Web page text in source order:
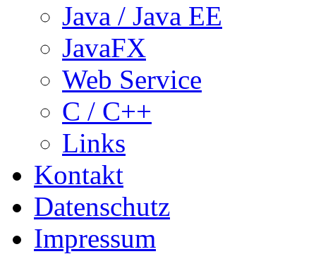
Java / Java EE
JavaFX
Web Service
C / C++
Links
Kontakt
Datenschutz
Impressum